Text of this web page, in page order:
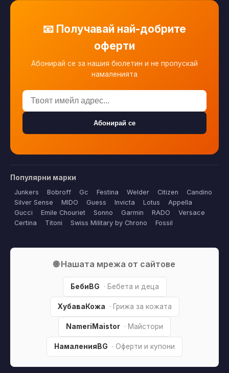
📧 Получавай най-добрите
оферти
Абонирай се за нашия бюлетин и не пропускай
намаленията
Абонирай се
Популярни марки
Junkers Bobroff Gc Festina Welder Citizen
Candino
Silver Sense
MIDO Guess Invicta Lotus
Appella
Gucci
Emile Chouriet Sonno Garmin RADO
Versace
Certina
Titoni Swiss Military by Chrono Fossil
🌐 Нашата мрежа от сайтове
БебиBG · Бебета и деца
ХубаваКожа · Грижа за кожата
NameriMaistor · Майстори
НамаленияBG · Оферти и купони